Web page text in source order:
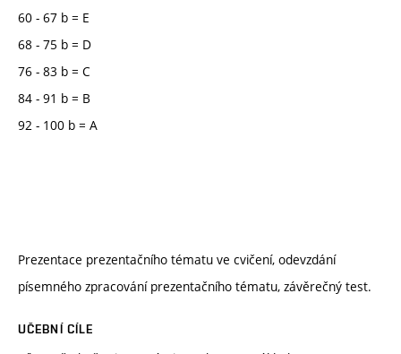
60 - 67 b = E
68 - 75 b = D
76 - 83 b = C
84 - 91 b = B
92 - 100 b = A
Prezentace prezentačního tématu ve cvičení, odevzdání
písemného zpracování prezentačního tématu, závěrečný test.
UČEBNÍ CÍLE